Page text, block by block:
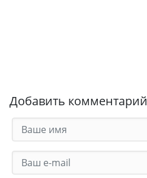
Добавить комментарий